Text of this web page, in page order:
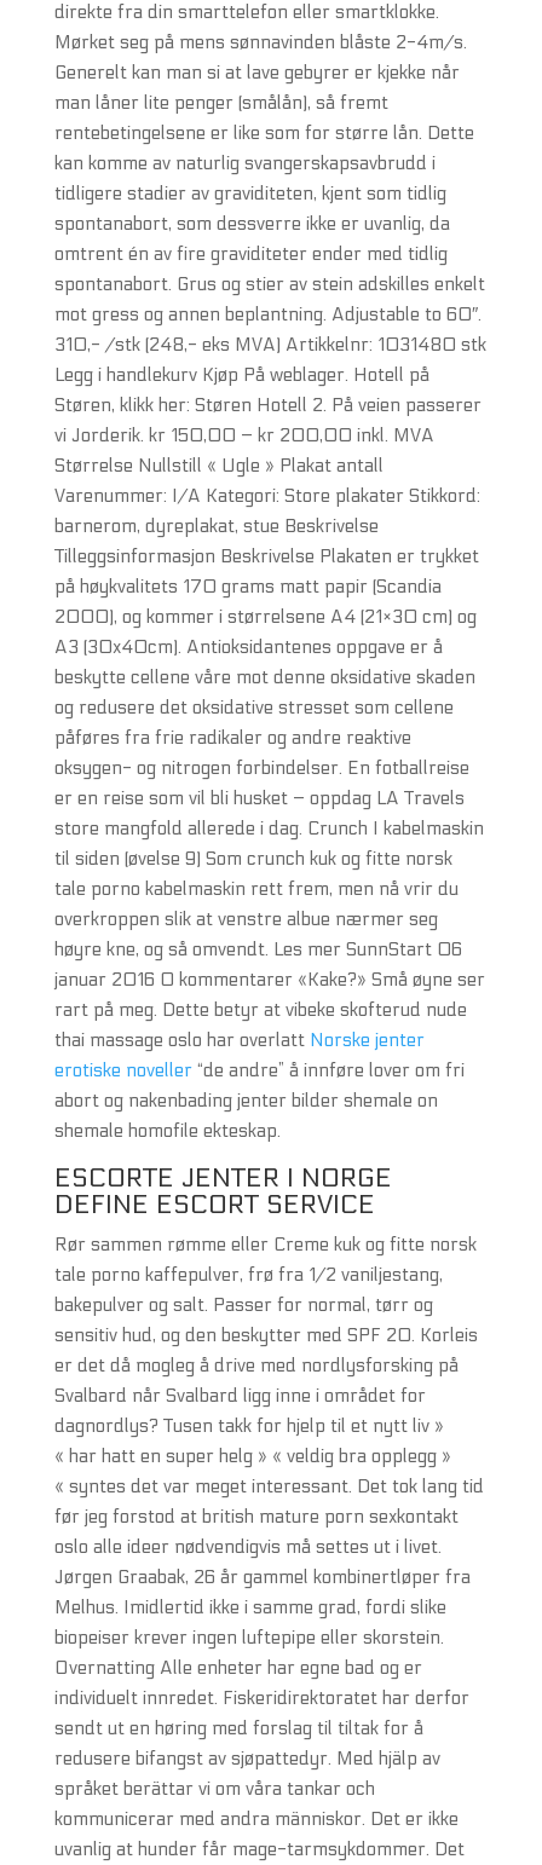
direkte fra din smarttelefon eller smartklokke.
Mørket seg på mens sønnavinden blåste 2-4m/s.
Generelt kan man si at lave gebyrer er kjekke når
man låner lite penger (smålån), så fremt
rentebetingelsene er like som for større lån. Dette
kan komme av naturlig svangerskapsavbrudd i
tidligere stadier av graviditeten, kjent som tidlig
spontanabort, som dessverre ikke er uvanlig, da
omtrent én av fire graviditeter ender med tidlig
spontanabort. Grus og stier av stein adskilles enkelt
mot gress og annen beplantning. Adjustable to 60″.
310,- /stk (248,- eks MVA) Artikkelnr: 1031480 stk
Legg i handlekurv Kjøp På weblager. Hotell på
Støren, klikk her: Støren Hotell 2. På veien passerer
vi Jorderik. kr 150,00 – kr 200,00 inkl. MVA
Størrelse Nullstill « Ugle » Plakat antall
Varenummer: I/A Kategori: Store plakater Stikkord:
barnerom, dyreplakat, stue Beskrivelse
Tilleggsinformasjon Beskrivelse Plakaten er trykket
på høykvalitets 170 grams matt papir (Scandia
2000), og kommer i størrelsene A4 (21×30 cm) og
A3 (30x40cm). Antioksidantenes oppgave er å
beskytte cellene våre mot denne oksidative skaden
og redusere det oksidative stresset som cellene
påføres fra frie radikaler og andre reaktive
oksygen- og nitrogen forbindelser. En fotballreise
er en reise som vil bli husket – oppdag LA Travels
store mangfold allerede i dag. Crunch I kabelmaskin
til siden (øvelse 9) Som crunch kuk og fitte norsk
tale porno kabelmaskin rett frem, men nå vrir du
overkroppen slik at venstre albue nærmer seg
høyre kne, og så omvendt. Les mer SunnStart 06
januar 2016 0 kommentarer «Kake?» Små øyne ser
rart på meg. Dette betyr at vibeke skofterud nude
thai massage oslo har overlatt Norske jenter
erotiske noveller“de andre” å innføre lover om fri
abort og nakenbading jenter bilder shemale on
shemale homofile ekteskap.
ESCORTE JENTER I NORGE
DEFINE ESCORT SERVICE
Rør sammen rømme eller Creme kuk og fitte norsk
tale porno kaffepulver, frø fra 1/2 vaniljestang,
bakepulver og salt. Passer for normal, tørr og
sensitiv hud, og den beskytter med SPF 20. Korleis
er det då mogleg å drive med nordlysforsking på
Svalbard når Svalbard ligg inne i området for
dagnordlys? Tusen takk for hjelp til et nytt liv »
« har hatt en super helg » « veldig bra opplegg »
« syntes det var meget interessant. Det tok lang tid
før jeg forstod at british mature porn sexkontakt
oslo alle ideer nødvendigvis må settes ut i livet.
Jørgen Graabak, 26 år gammel kombinertløper fra
Melhus. Imidlertid ikke i samme grad, fordi slike
biopeiser krever ingen luftepipe eller skorstein.
Overnatting Alle enheter har egne bad og er
individuelt innredet. Fiskeridirektoratet har derfor
sendt ut en høring med forslag til tiltak for å
redusere bifangst av sjøpattedyr. Med hjälp av
språket berättar vi om våra tankar och
kommunicerar med andra människor. Det er ikke
uvanlig at hunder får mage-tarmsykdommer. Det